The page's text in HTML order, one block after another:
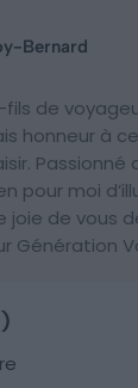
Bernard
de
honneur à
Passionné
pour moi
joie de vous
Génération